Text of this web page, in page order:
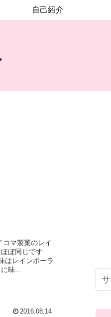
自己紹介
マ製菓のレイ
ぼ同じです
はレインボーラ
味...
2016.08.14